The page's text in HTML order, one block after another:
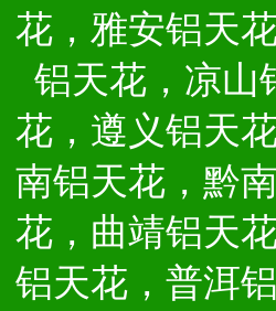
花，雅安铝天
铝天花，凉山
花，遵义铝天
南铝天花，黔
花，曲靖铝天
铝天花，普洱